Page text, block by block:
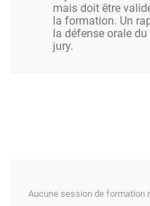
mais doit être
la formation. Un
la défense orale
jury.
Aucune session de formation